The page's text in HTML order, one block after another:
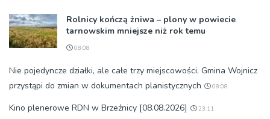
Rolnicy kończą żniwa – plony w powiecie
tarnowskim mniejsze niż rok temu
08:08
Nie pojedyncze działki, ale całe trzy miejscowości. Gmina Wojnicz
przystąpi do zmian w dokumentach planistycznych
08:08
Kino plenerowe RDN w Brzeźnicy [08.08.2026] 23:11